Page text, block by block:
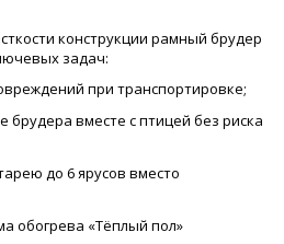
конструкции рамный брудер
задач:
при транспортировке;
вместе с птицей без риска
до 6 ярусов вместо
обогрева «Тёплый пол»